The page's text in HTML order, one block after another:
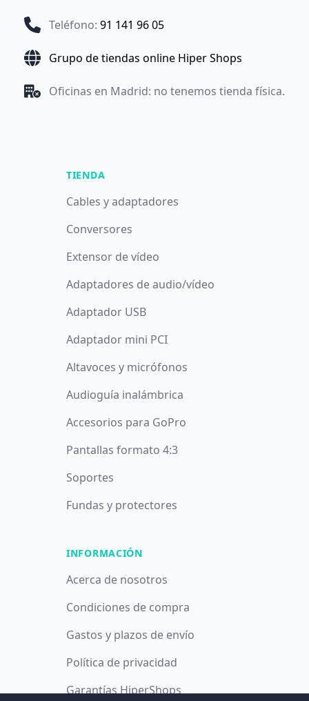
Teléfono: 91 141 96 05
Grupo de tiendas online Hiper Shops
Oficinas en Madrid: no tenemos tienda física.
TIENDA
Cables y adaptadores
Conversores
Extensor de vídeo
Adaptadores de audio/vídeo
Adaptador USB
Adaptador mini PCI
Altavoces y micrófonos
Audioguía inalámbrica
Accesorios para GoPro
Pantallas formato 4:3
Soportes
Fundas y protectores
INFORMACIÓN
Acerca de nosotros
Condiciones de compra
Gastos y plazos de envío
Política de privacidad
Garantías HiperShops